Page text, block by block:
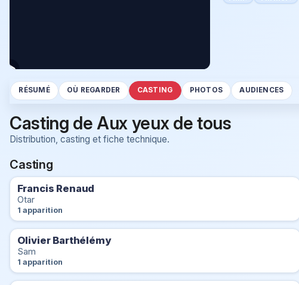
RÉSUMÉ OÙ REGARDER CASTING PHOTOS AUDIENCES
Casting de Aux yeux de tous
Distribution, casting et fiche technique.
Casting
Francis Renaud
Otar
1 apparition
Olivier Barthélémy
Sam
1 apparition